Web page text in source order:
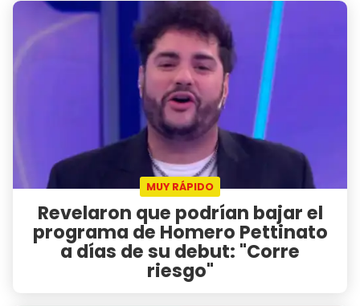
MUY RÁPIDO
Revelaron que podrían bajar el
programa de Homero Pettinato
a días de su debut: "Corre
riesgo"